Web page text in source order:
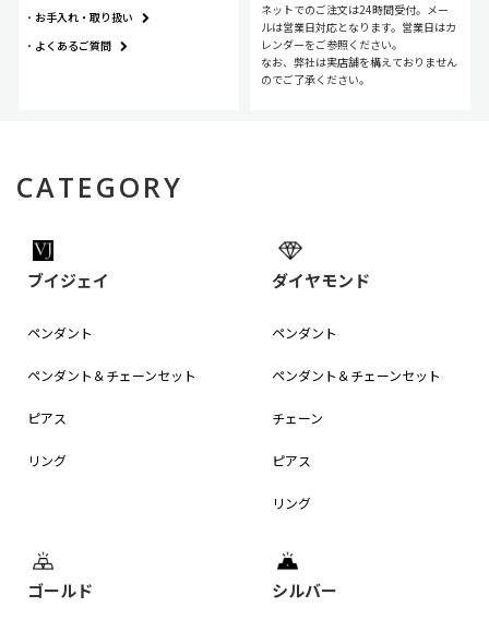
お手入れ・取り扱い
よくあるご質問
ネットでのご注文は24時間受付。メー
ルは営業日対応となります。営業日はカ
レンダーをご参照ください。
なお、弊社は実店舗を構えておりません
のでご了承ください。
CATEGORY
ブイジェイ
ペンダント
ペンダント＆チェーンセット
ピアス
リング
ダイヤモンド
ペンダント
ペンダント＆チェーンセット
チェーン
ピアス
リング
ゴールド シルバー